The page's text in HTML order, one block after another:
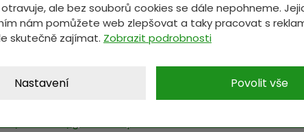
prodava-dalsi-aktiva-tentokrat-medena.html
3028895/glencore-prodava-dalsi-aktiva-tentokrat-
ale bez souborů cookies se dále nepohneme.
nám pomůžete web zlepšovat a taky pracovat s
skutečně zajímat. Zobrazit podrobnosti
Nastavení Povolit vše